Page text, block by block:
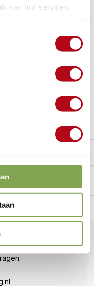
van hun services.
alle
en buitenruimtes.
Al28 jaar